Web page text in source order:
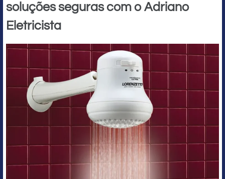
soluções seguras com o Adriano
Eletricista